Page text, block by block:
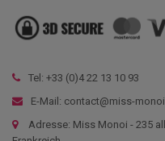
Tel: +33 (0)4 22 13 10 93
E-Mail: contact@miss-
Adresse: Miss Monoi - 235